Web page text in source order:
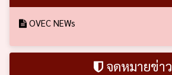
OVEC NEWs
จดหมายข่าว